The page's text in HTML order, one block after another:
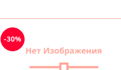
-30%